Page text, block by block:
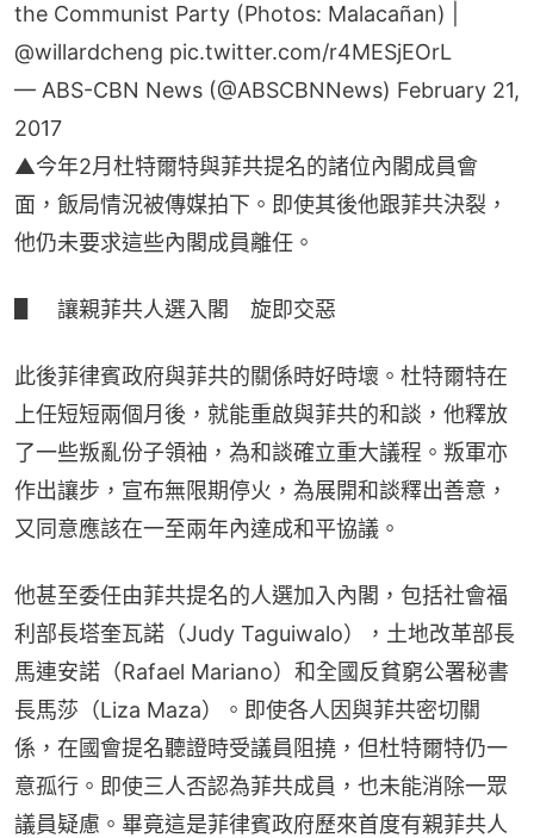
the Communist Party (Photos: Malacañan) |
@willardcheng pic.twitter.com/r4MESjEOrL
— ABS-CBN News (@ABSCBNNews) February 21,
2017
▲今年2月杜特爾特與菲共提名的諸位內閣成員會
面，飯局情況被傳媒拍下。即使其後他跟菲共決裂，
他仍未要求這些內閣成員離任。
▋　讓親菲共人選入閣　旋即交惡
此後菲律賓政府與菲共的關係時好時壞。杜特爾特在
上任短短兩個月後，就能重啟與菲共的和談，他釋放
了一些叛亂份子領袖，為和談確立重大議程。叛軍亦
作出讓步，宣布無限期停火，為展開和談釋出善意，
又同意應該在一至兩年內達成和平協議。
他甚至委任由菲共提名的人選加入內閣，包括社會福
利部長塔奎瓦諾（Judy Taguiwalo），土地改革部長
馬連安諾（Rafael Mariano）和全國反貧窮公署秘書
長馬莎（Liza Maza）。即使各人因與菲共密切關
係，在國會提名聽證時受議員阻撓，但杜特爾特仍一
意孤行。即使三人否認為菲共成員，也未能消除一眾
議員疑慮。畢竟這是菲律賓政府歷來首度有親菲共人